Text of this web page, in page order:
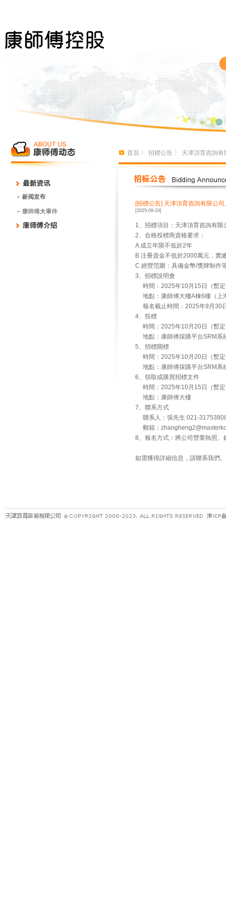
首頁 〉 招標公告 〉 天津頂育咨詢
[招標公告] 天津頂育咨詢有限公
[2025-09-24]
1、招標項目：天津頂育咨詢有
2、合格投標商資格要求：
A 成立年限不低於2年
B 注冊資金不低於2000萬元，實
C 經營范圍：具備金幣/獎牌制作
3、招標說明會
時間：2025年10月15日（暫定
地點：康師傅大樓A棟6樓（上
報名截止時間：2025年9月30
4、投標
時間：2025年10月20日（暫定
地點：康師傅採購平台SRM系
5、招標開標
時間：2025年10月20日（暫定
地點：康師傅採購平台SRM系
6、領取或購買招標文件
時間：2025年10月15日（暫定
地點：康師傅大樓
7、聯系方式
聯系人：張先生 021-
郵箱：
8、報名方式：將公司營業執照
如需獲得詳細信息，請聯系我們。